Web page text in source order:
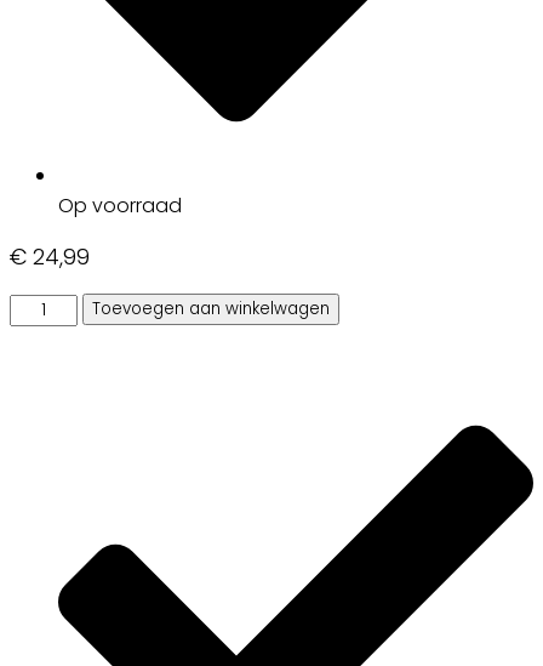
Op voorraad
€ 24,99
Sony
Toevoegen aan winkelwagen